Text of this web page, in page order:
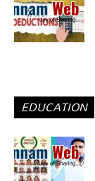
EDUCATION